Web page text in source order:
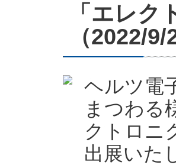
「エレ
（2022/
ヘルツ電
まつわる
クトロニ
出展いた